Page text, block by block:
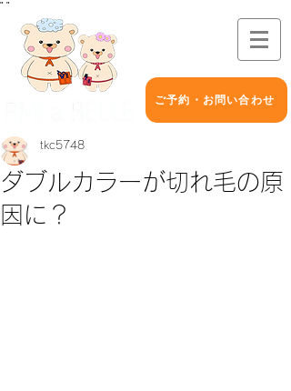
" "
ご予約・お問い合わせ
ダブルカラーが切れ毛の原
因に？
tkc5748